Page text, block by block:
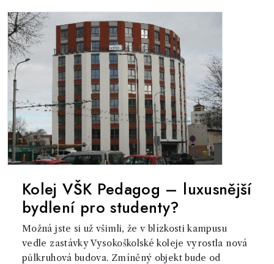
Kolej VŠK Pedagog – luxusnější
bydlení pro studenty?
Možná jste si už všimli, že v blízkosti kampusu
vedle zastávky Vysokoškolské koleje vyrostla nová
půlkruhová budova. Zmíněný objekt bude od